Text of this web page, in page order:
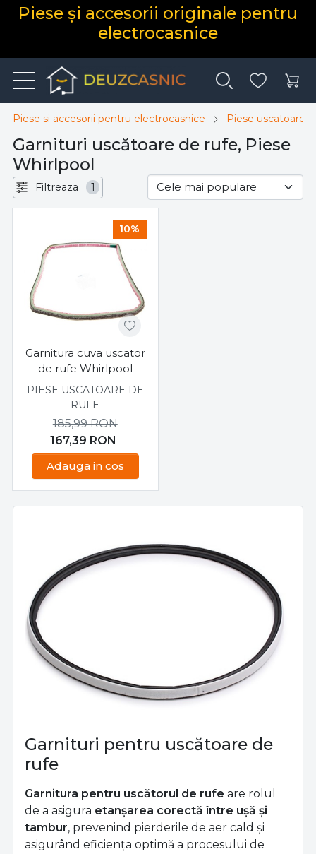
Piese și accesorii originale pentru
electrocasnice
Piese si accesorii pentru electrocasnice Piese uscatoare
Garnituri uscătoare de rufe, Piese
Whirlpool
Filtreaza 1
10%
Garnitura cuva uscator
de rufe Whirlpool
PIESE USCATOARE DE
RUFE
167,39 RON
185,99RON
Adauga in cos
Garnituri pentru uscătoare de
rufe
Garnitura pentru uscătorul de rufe are rolul
de a asigura etanșarea corectă între ușă și
tambur, prevenind pierderile de aer cald și
asigurând eficiența optimă a procesului de